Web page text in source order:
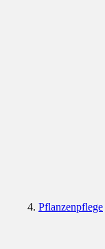
Pflanzenpflege